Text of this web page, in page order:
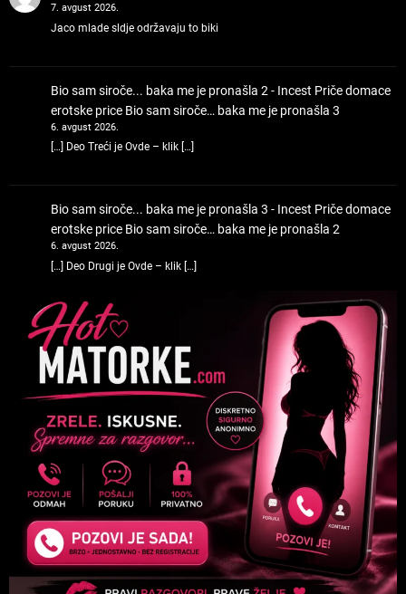
7. avgust 2026.
Jaco mlade sldje održavaju to biki
Bio sam siroče... baka me je pronašla 2 - Incest Priče domace
erotske price Bio sam siroče… baka me je pronašla 3
6. avgust 2026.
[…] Deo Treći je Ovde – klik […]
Bio sam siroče... baka me je pronašla 3 - Incest Priče domace
erotske price Bio sam siroče… baka me je pronašla 2
6. avgust 2026.
[…] Deo Drugi je Ovde – klik […]